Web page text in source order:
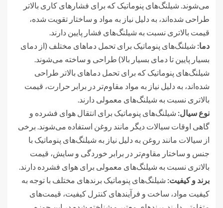
می‌شوند. شیلنگ‌های پنوماتیک که برای فشارهای کاری بالاتر
طراحی شده‌اند، به دلیل نیاز به مواد و ساختار تقویت شده،
قیمت بالاتری نسبت به شیلنگ‌های فشار پایین دارند.
دما: شیلنگ‌های پنوماتیک برای تحمل دماهای مختلف (از دمای
بسیار پایین تا دمای بسیار بالا) طراحی و ساخته می‌شوند.
شیلنگ‌های پنوماتیک که برای تحمل دماهای بالاتر طراحی
شده‌اند، به دلیل نیاز به مواد مقاوم‌تر در برابر حرارت، قیمت
بالاتری نسبت به شیلنگ‌های معمولی دارند.
نوع سیال: شیلنگ‌های پنوماتیک برای انتقال هوای فشرده و
گاهی اوقات سیالات دیگر مانند روغن استفاده می‌شوند. برخی
از سیالات مانند روغن به دلیل نیاز به شیلنگ‌های پنوماتیک با
جنس و ساختار مقاوم‌تر در برابر خوردگی و سایش، قیمت
بالاتری نسبت به شیلنگ‌های معمولی برای هوای فشرده دارند.
برند و کیفیت: شیلنگ‌های پنوماتیک برندهای مختلف با توجه به
کیفیت مواد، ساخت و فرآیندهای کنترل کیفیت، قیمت‌های